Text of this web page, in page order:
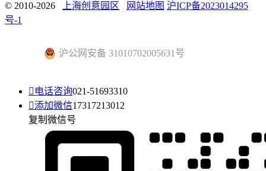
© 2010-2026 上海创意园区 网站地图 沪ICP备2023014295
号-1
沪公网安备 31010702005631号
 电话咨询021-51693310
添加微信17317213012
复制微信号